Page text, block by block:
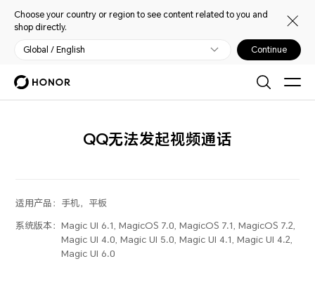
Choose your country or region to see content related to you and
shop directly.
Global / English Continue
QQ无法发起视频通话
适用产品： 手机，平板
系统版本：Magic UI 6.1, MagicOS 7.0, MagicOS 7.1, MagicOS 7.2,
Magic UI 4.0, Magic UI 5.0, Magic UI 4.1, Magic UI 4.2,
Magic UI 6.0